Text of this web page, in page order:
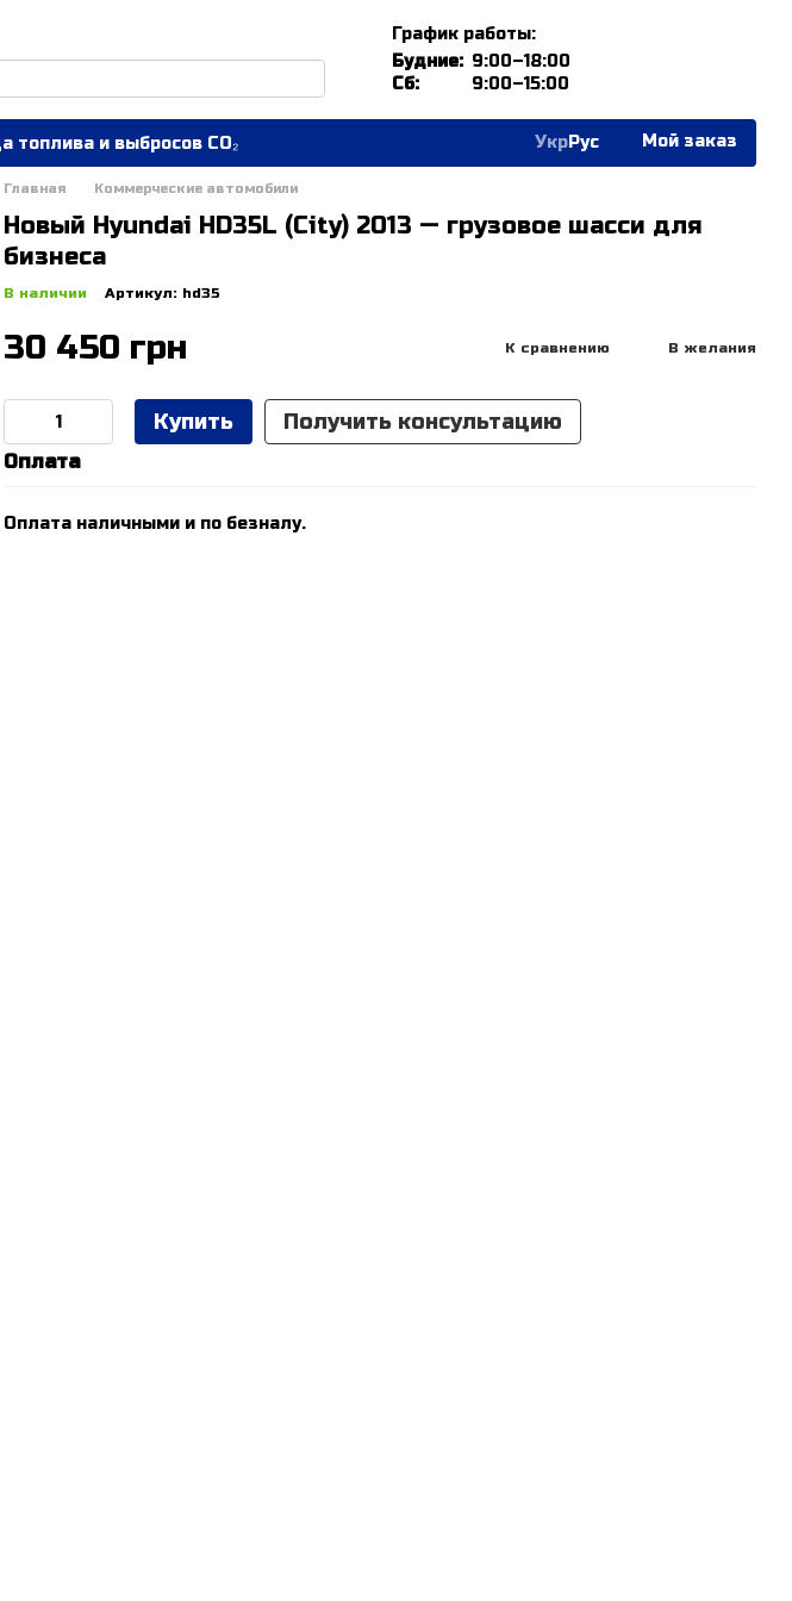
График работы:
Будние: 9:00–18:00
Сб:
9:00–15:00
топлива и выбросов CO₂ УкрРус Мой заказ
Главная Коммерческие автомобили
Новый Hyundai HD35L (City) 2013 — грузовое шасси для
бизнеса
В наличии Артикул: hd35
30 450 грн К сравнению В желания
Купить Получить консультацию
Оплата
Оплата наличными и по безналу.